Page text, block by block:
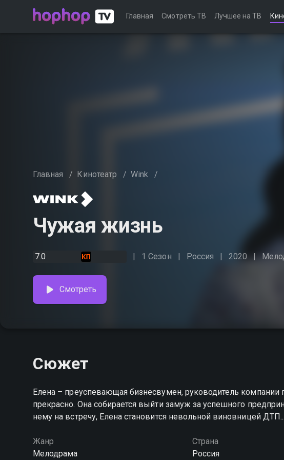
Главная Смотреть ТВ Лучшее на ТВ
Главная / Кинотеатр / Wink /
Чужая жизнь
7.0 1 Сезон Россия 2020
Смотреть
Сюжет
Елена – преуспевающая бизнесвумен, руководитель компании
прекрасно. Она собирается выйти замуж за успешного
нему на встречу, Елена становится невольной виновницей ДТП...
Жанр
Мелодрама
Страна
Россия